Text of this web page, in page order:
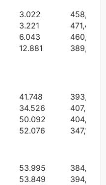
3.022
3.221
6.043
12.881
458,07518
471,43749
460,28141
389,15588
41.748
34.526
50.092
52.076
393,83311
407,49111
404,36907
347,12099
53.995
53.849
384,97119
394,61874